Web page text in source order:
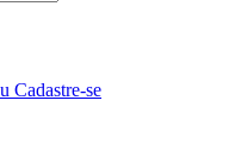
Cadastre-se